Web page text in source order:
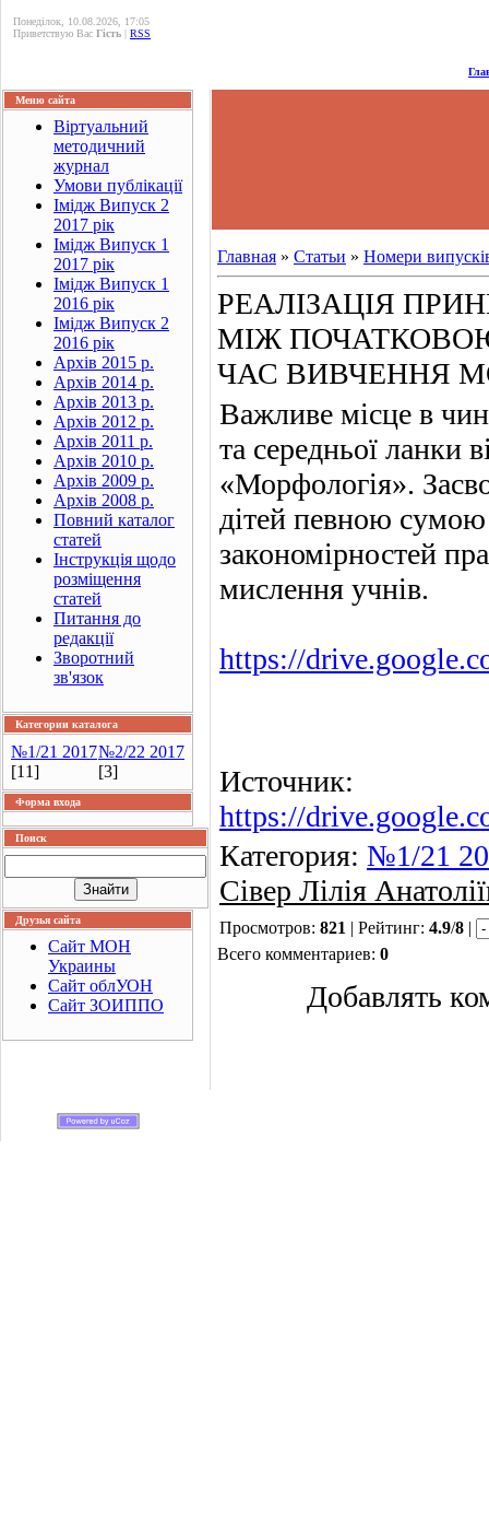
Понеділок, 10.08.2026, 17:05
Приветствую Вас Гість | RSS
Меню сайта
Віртуальний
методичний
журнал
Умови публікації
Імідж Випуск 2
2017 рік
Імідж Випуск 1
2017 рік
Імідж Випуск 1
2016 рік
Імідж Випуск 2
2016 рік
Архів 2015 р.
Архів 2014 р.
Архів 2013 р.
Архів 2012 р.
Архів 2011 р.
Архів 2010 р.
Архів 2009 р.
Архів 2008 р.
Повний каталог
статей
Інструкція щодо
розміщення
статей
Питання до
редакції
Зворотний
зв'язок
Категории каталога
№1/21 2017
[11]
№2/22 2017
[3]
Форма входа
Поиск
Друзья сайта
Сайт МОН
Украины
Сайт облУОН
Сайт ЗОИППО
Главная » Статьи » Номери
РЕАЛІЗАЦІЯ
МІЖ
ЧАС ВИВЧЕННЯ
Важливе місце в
та середньої ланки
«Морфологія».
дітей певною
закономірностей
мислення учнів.
https://
Источник:
https://
Категория: №1/21
Сівер Лілія
Просмотров: 821 | Рейтинг: 4.9/8 |
Всего комментариев: 0
Добавлять